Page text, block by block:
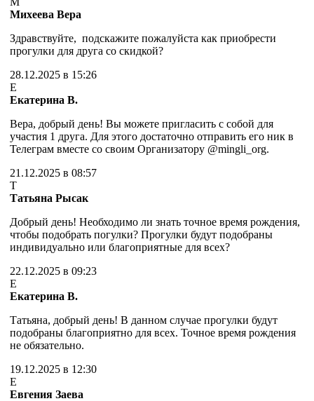
Михеева Вера
Здравствуйте, подскажите пожалуйста как приобрести
прогулки для друга со скидкой?
28.12.2025 в 15:26
Е
Екатерина В.
Вера, добрый день! Вы можете пригласить с собой для
участия 1 друга. Для этого достаточно отправить его ник в
Телеграм вместе со своим Организатору @mingli_org.
21.12.2025 в 08:57
Т
Татьяна Рысак
Добрый день! Необходимо ли знать точное время рождения,
чтобы подобрать погулки? Прогулки будут подобраны
индивидуально или благоприятные для всех?
22.12.2025 в 09:23
Е
Екатерина В.
Татьяна, добрый день! В данном случае прогулки будут
подобраны благоприятно для всех. Точное время рождения
не обязательно.
19.12.2025 в 12:30
Е
Евгения Заева